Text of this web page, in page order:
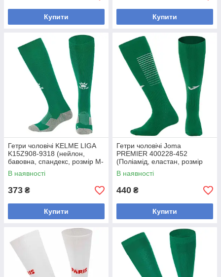
Купити Купити
Гетри чоловічі KELME LIGA
K15Z908-9318 (нейлон,
бавовна, спандекс, розмір M-
XL, зелений-білий)
В наявності
373 ₴
Купити
Гетри чоловічі Joma
PREMIER 400228-452
(Поліамід, еластан, розмір
27-44 (S-L), зелений)
В наявності
440 ₴
Купити